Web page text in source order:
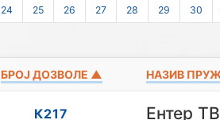
24 25 26 27 28 29 30
БРОЈ ДОЗВОЛЕ ▲ НАЗИВ
К217 Ентер ТВ